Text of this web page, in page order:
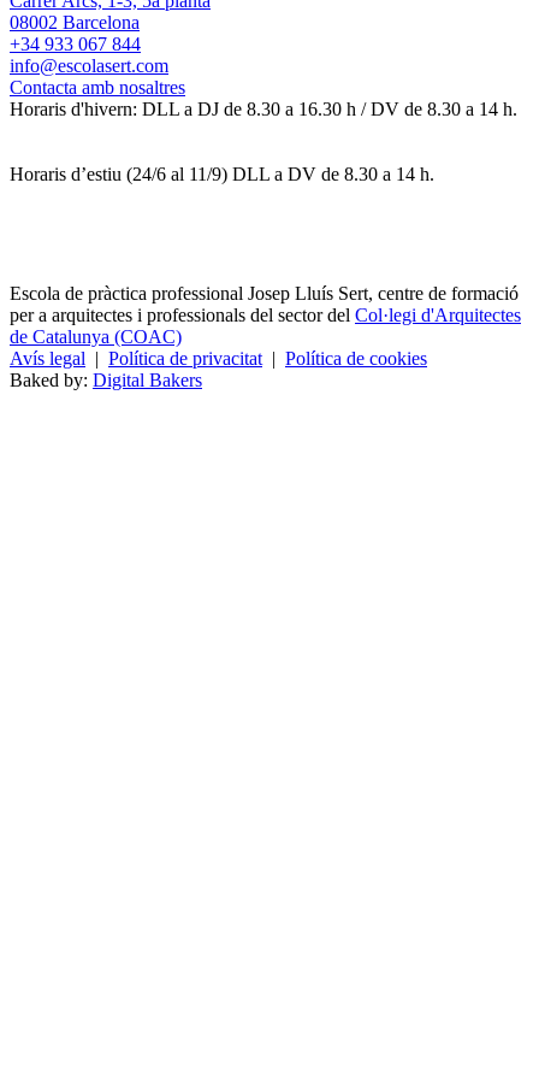
08002 Barcelona
+34 933 067 844
info@escolasert.com
Contacta amb nosaltres
Horaris d'hivern: DLL a DJ de 8.30 a 16.30 h / DV de 8.30 a 14 h.
Horaris d’estiu (24/6 al 11/9) DLL a DV de 8.30 a 14 h.
Escola de pràctica professional Josep Lluís Sert, centre de formació
per a arquitectes i professionals del sector del Col·legi d'Arquitectes
de Catalunya (COAC)
Avís legal | Política de privacitat | Política de cookies
Baked by: Digital Bakers